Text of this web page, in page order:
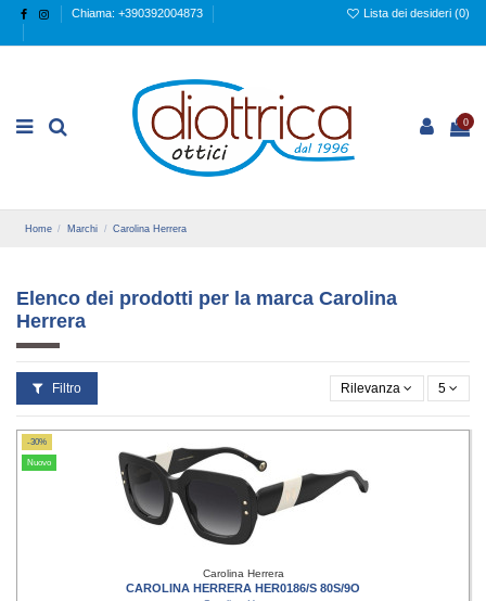
Chiama: +390392004873 Lista dei desideri (0)
0
Home Marchi Carolina Herrera
Elenco dei prodotti per la marca Carolina
Herrera
Filtro Rilevanza 5
-30%
Nuovo
Carolina Herrera
CAROLINA HERRERA HER0186/S 80S/9O